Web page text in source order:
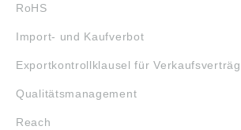
RoHS
Import- und Kaufverbot
Exportkontrollklausel für
Qualitätsmanagement
Reach